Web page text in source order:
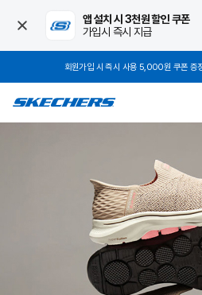
앱 설치 시 3천원 할인 쿠폰
가입시 즉시 지급
전 상품 배송/반품/